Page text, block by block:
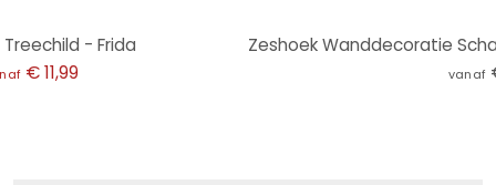
- Frida
€ 11,99 vanaf